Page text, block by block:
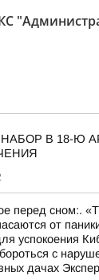
В 18-Ю
перед сном:.
от
успокоения
с
дачах